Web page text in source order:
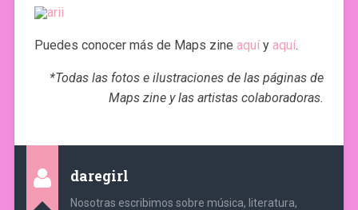
Puedes conocer más de Maps zine aquíy aquí.
*Todas las fotos e ilustraciones de las páginas de
Maps zine y las artistas colaboradoras.
daregirl
Nosotras escribimos sobre música, literatura,